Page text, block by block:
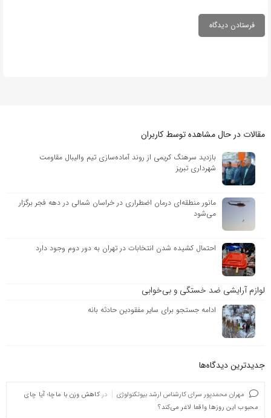
مقالات در حال مشاهده توسط کاربران
بازدید سرهنگ کریمی از روند آماده‌سازی تیم والیبال مقاومت
شهرداری تبریز
مانور منطقه‌ای درمان اضطراری در خراسان شمالی در دهه فجر برگزار
می‌شود
احتمال کشیده شدن انتخابات در تهران به دور دوم وجود دارد
لوازم آرایشی ضد خستگی و بی‌خوابی
ادامه جستجو برای سایر مفقودین حادثه بانه
جدیدترین دیدگاه‌‌ها
مهران محمدپور سرای کارشناس ارشد بیوتکنولوژی در کاهش وزن با ماچا؛ آیا چای
محبوب این روزها واقعا لاغر می‌کند؟